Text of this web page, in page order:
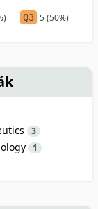
Q3 5 (50%)
3
1